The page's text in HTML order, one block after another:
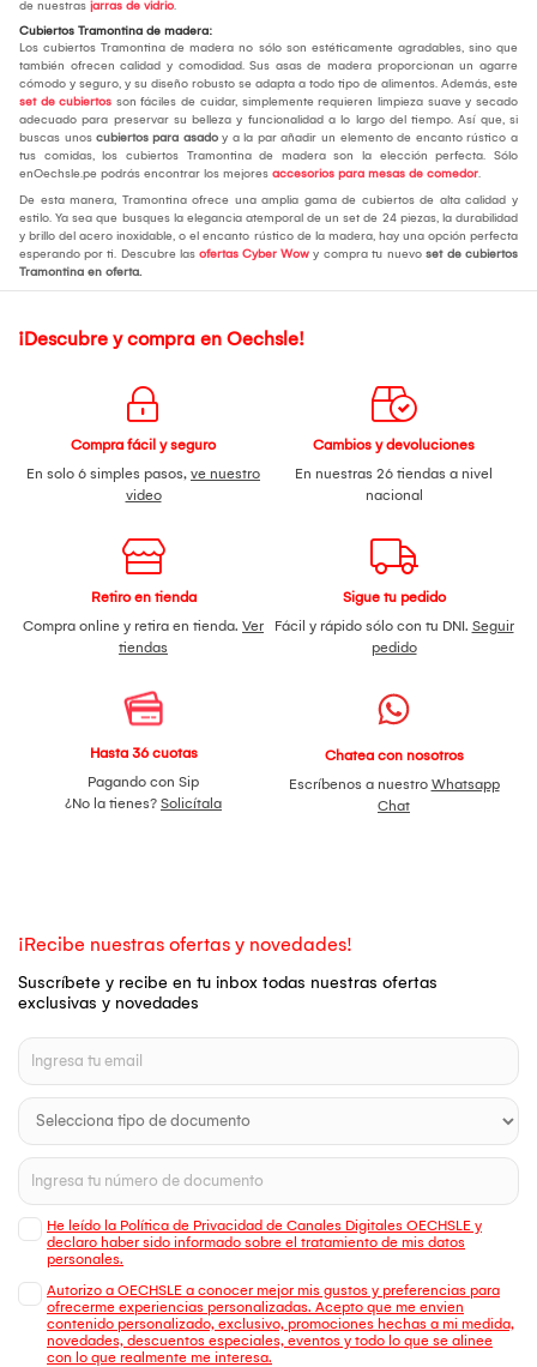
de nuestras jarras de vidrio.
Cubiertos Tramontina de madera:
Los cubiertos Tramontina de madera no sólo son estéticamente agradables, sino que
también ofrecen calidad y comodidad. Sus asas de madera proporcionan un agarre
cómodo y seguro, y su diseño robusto se adapta a todo tipo de alimentos. Además, este
set de cubiertos son fáciles de cuidar, simplemente requieren limpieza suave y secado
adecuado para preservar su belleza y funcionalidad a lo largo del tiempo. Así que, si
buscas unos cubiertos para asado y a la par añadir un elemento de encanto rústico a
tus comidas, los cubiertos Tramontina de madera son la elección perfecta. Sólo
enOechsle.pe podrás encontrar los mejores accesorios para mesas de comedor.
De esta manera, Tramontina ofrece una amplia gama de cubiertos de alta calidad y
estilo. Ya sea que busques la elegancia atemporal de un set de 24 piezas, la durabilidad
y brillo del acero inoxidable, o el encanto rústico de la madera, hay una opción perfecta
esperando por ti. Descubre las ofertas Cyber Wow y compra tu nuevo set de cubiertos
Tramontina en oferta.
¡Descubre y compra en Oechsle!
Compra fácil y seguro
En solo 6 simples pasos, ve nuestro
video
Cambios y devoluciones
En nuestras 26 tiendas a nivel
nacional
Retiro en tienda
Compra online y retira en tienda. Ver
tiendas
Sigue tu pedido
Fácil y rápido sólo con tu DNI. Seguir
pedido
Hasta 36 cuotas
Pagando con Sip
¿No la tienes? Solicítala
Chatea con nosotros
Escríbenos a nuestro Whatsapp
Chat
¡Recibe nuestras ofertas y novedades!
Suscríbete y recibe en tu inbox todas nuestras ofertas
exclusivas y novedades
He leído la Política de Privacidad de Canales Digitales OECHSLE y
declaro haber sido informado sobre el tratamiento de mis datos
personales.
Autorizo a OECHSLE a conocer mejor mis gustos y preferencias para
ofrecerme experiencias personalizadas. Acepto que me envien
contenido personalizado, exclusivo, promociones hechas a mi medida,
novedades, descuentos especiales, eventos y todo lo que se alinee
con lo que realmente me interesa.